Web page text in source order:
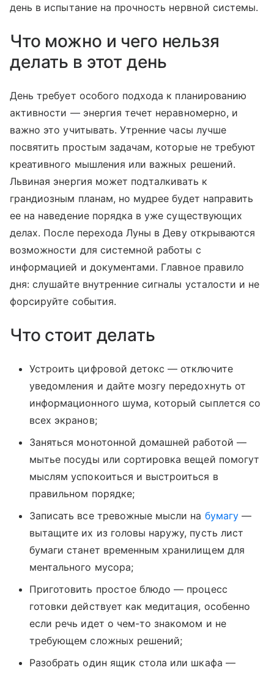
день в испытание на прочность нервной системы.
Что можно и чего нельзя
делать в этот день
День требует особого подхода к планированию
активности — энергия течет неравномерно, и
важно это учитывать. Утренние часы лучше
посвятить простым задачам, которые не требуют
креативного мышления или важных решений.
Львиная энергия может подталкивать к
грандиозным планам, но мудрее будет направить
ее на наведение порядка в уже существующих
делах. После перехода Луны в Деву открываются
возможности для системной работы с
информацией и документами. Главное правило
дня: слушайте внутренние сигналы усталости и не
форсируйте события.
Что стоит делать
Устроить цифровой детокс — отключите
уведомления и дайте мозгу передохнуть от
информационного шума, который сыплется со
всех экранов;
Заняться монотонной домашней работой —
мытье посуды или сортировка вещей помогут
мыслям успокоиться и выстроиться в
правильном порядке;
Записать все тревожные мысли на бумагу—
вытащите их из головы наружу, пусть лист
бумаги станет временным хранилищем для
ментального мусора;
Приготовить простое блюдо — процесс
готовки действует как медитация, особенно
если речь идет о чем-то знакомом и не
требующем сложных решений;
Разобрать один ящик стола или шкафа —